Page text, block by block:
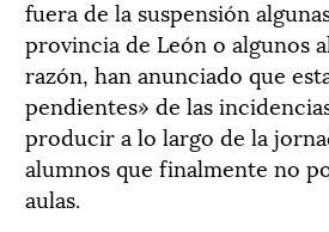
fuera de la suspensión
provincia de León o algunos
razón, han anunciado que
pendientes» de las
producir a lo largo de la
alumnos que finalmente no
aulas.